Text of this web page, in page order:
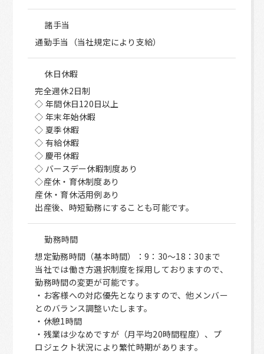
諸手当
通勤手当（当社規定により支給）
休日休暇
完全週休2日制
◇ 年間休日120日以上
◇ 年末年始休暇
◇ 夏季休暇
◇ 有給休暇
◇ 慶弔休暇
◇ バースデー休暇制度あり
◇産休・育休制度あり
産休・育休活用例あり
出産後、時短勤務にすることも可能です。
勤務時間
想定勤務時間（基本時間）：9：30～18：30まで
当社では働き方選択制度を採用しておりますので、
勤務時間の変更が可能です。
・お客様への対応優先となりますので、他メンバー
とのバランス調整いたします。
・休憩1時間
・残業は少なめですが（月平均20時間程度）、プ
ロジェクト状況により繁忙時期があります。